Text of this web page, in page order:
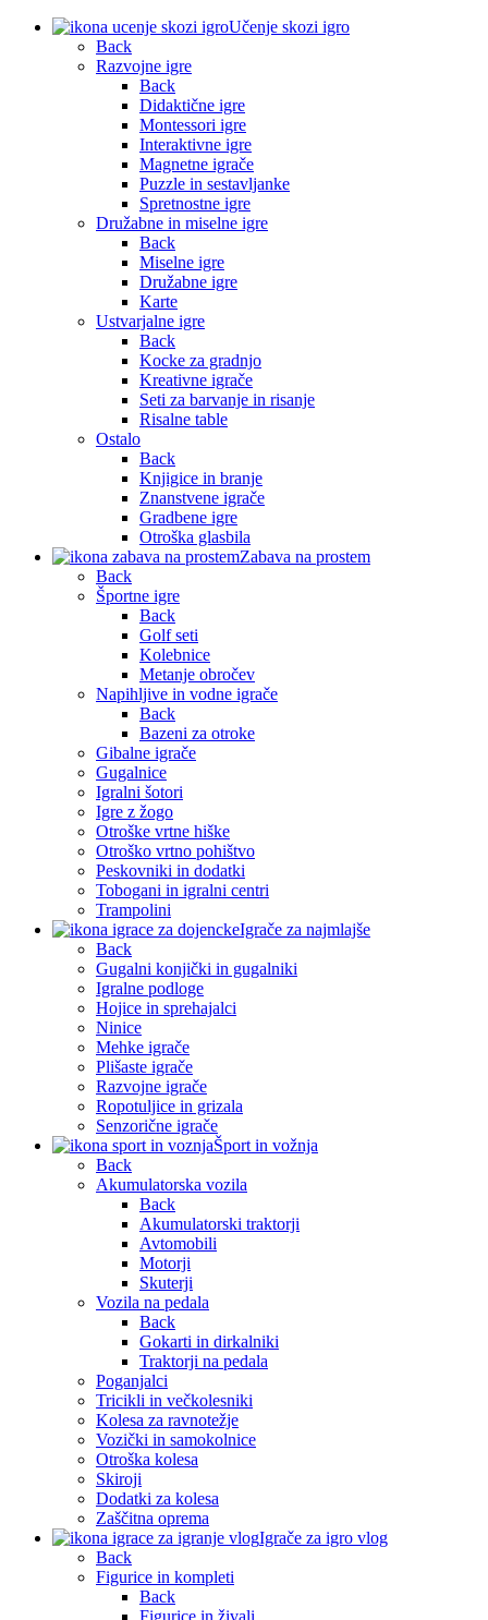
Učenje skozi igro
Back
Razvojne igre
Back
Didaktične igre
Montessori igre
Interaktivne igre
Magnetne igrače
Puzzle in sestavljanke
Spretnostne igre
Družabne in miselne igre
Back
Miselne igre
Družabne igre
Karte
Ustvarjalne igre
Back
Kocke za gradnjo
Kreativne igrače
Seti za barvanje in risanje
Risalne table
Ostalo
Back
Knjigice in branje
Znanstvene igrače
Gradbene igre
Otroška glasbila
Zabava na prostem
Back
Športne igre
Back
Golf seti
Kolebnice
Metanje obročev
Napihljive in vodne igrače
Back
Bazeni za otroke
Gibalne igrače
Gugalnice
Igralni šotori
Igre z žogo
Otroške vrtne hiške
Otroško vrtno pohištvo
Peskovniki in dodatki
Tobogani in igralni centri
Trampolini
Igrače za najmlajše
Back
Gugalni konjički in gugalniki
Igralne podloge
Hojice in sprehajalci
Ninice
Mehke igrače
Plišaste igrače
Razvojne igrače
Ropotuljice in grizala
Senzorične igrače
Šport in vožnja
Back
Akumulatorska vozila
Back
Akumulatorski traktorji
Avtomobili
Motorji
Skuterji
Vozila na pedala
Back
Gokarti in dirkalniki
Traktorji na pedala
Poganjalci
Tricikli in večkolesniki
Kolesa za ravnotežje
Vozički in samokolnice
Otroška kolesa
Skiroji
Dodatki za kolesa
Zaščitna oprema
Igrače za igro vlog
Back
Figurice in kompleti
Back
Figurice in živali